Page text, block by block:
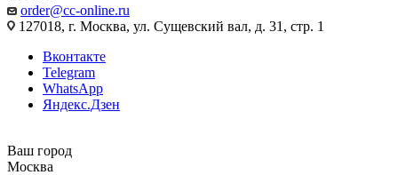
order@cc-online.ru
127018, г. Москва, ул. Сущевский вал, д. 31, стр. 1
Вконтакте
Telegram
WhatsApp
Яндекс.Дзен
Ваш город
Москва